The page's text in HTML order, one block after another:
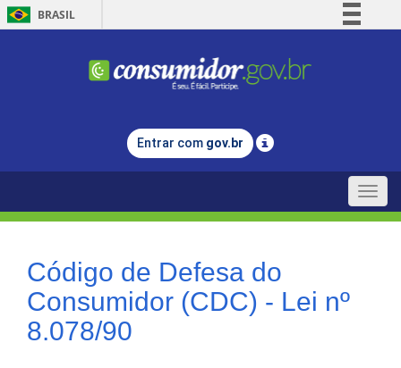
BRASIL
Comunica BR
Legislação
Entrar com gov.br
Toggle
Código de Defesa do
Consumidor (CDC) - Lei nº
8.078/90